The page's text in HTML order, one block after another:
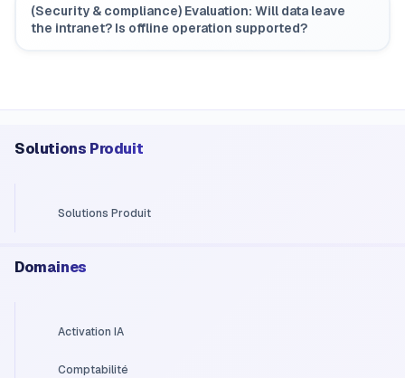
(Security & compliance) Evaluation: Will data leave
the intranet? Is offline operation supported?
Solutions Produit
Solutions Produit
Domaines
Activation IA
Comptabilité